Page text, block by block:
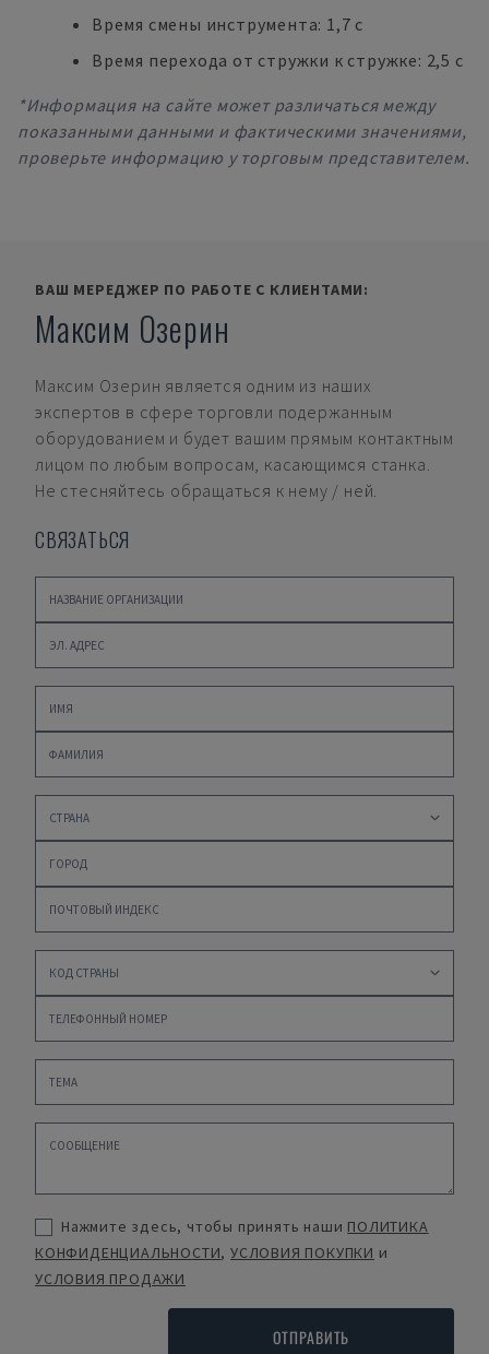
Время смены инструмента: 1,7 с
Время перехода от стружки к стружке: 2,5 с
*Информация на сайте может различаться между
показанными данными и фактическими значениями,
проверьте информацию у торговым представителем.
ВАШ МЕРЕДЖЕР ПО РАБОТЕ С КЛИЕНТАМИ:
Максим Озерин
Максим Озерин является одним из наших
экспертов в сфере торговли подержанным
оборудованием и будет вашим прямым контактным
лицом по любым вопросам, касающимся станка.
Не стесняйтесь обращаться к нему / ней.
СВЯЗАТЬСЯ
Нажмите здесь, чтобы принять наши ПОЛИТИКА
КОНФИДЕНЦИАЛЬНОСТИ,УСЛОВИЯ ПОКУПКИ и
УСЛОВИЯ ПРОДАЖИ
ОТПРАВИТЬ